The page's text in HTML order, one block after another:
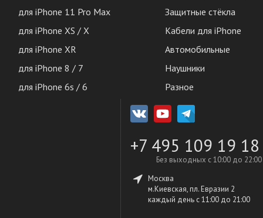
для iPhone 11 Pro Max
для iPhone XS / X
для iPhone XR
для iPhone 8 / 7
для iPhone 6s / 6
Защитные стёкла
Кабели для iPhone
Автомобильные
Наушники
Разное
+7 495 109 19 18
Без выходных с 10:00 до 22:00
Москва
м.Киевская, пл. Евразии 2
каждый день c 11:00 до 21:00